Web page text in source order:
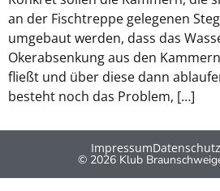
an der Fischtreppe gelegenen
umgebaut werden, dass das
Okerabsenkung aus den
fließt und über diese dann
besteht noch das Problem, […]
Impressum
© 2026 Klub